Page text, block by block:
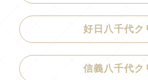
好日八千代ク
信義八千代ク